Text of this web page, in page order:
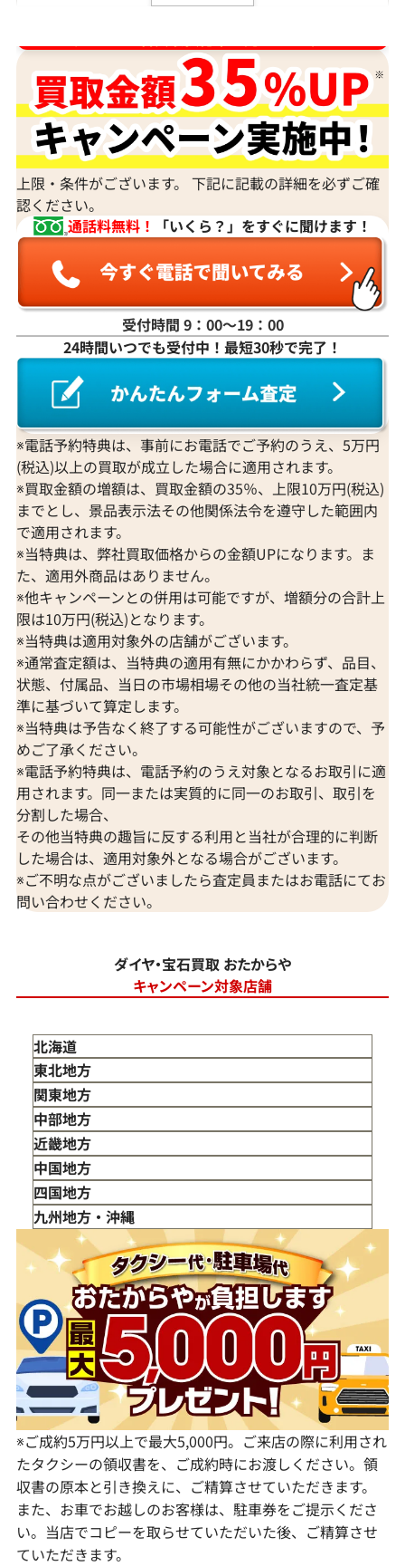
宝石の大きさは買取価格に影響する？
ダイヤモンドの買取価格には、どんなことが影響しま
すか？
身分証明書がなぜ必要？
上限・条件がございます。 下記に記載の詳細を必ずご確
認ください。
通話料無料！
「いくら？」をすぐに聞けます！
受付時間 9：00〜19：00
24時間いつでも受付中！最短30秒で完了！
※電話予約特典は、事前にお電話でご予約のうえ、5万円
(税込)以上の買取が成立した場合に適用されます。
※買取金額の増額は、買取金額の35％、上限10万円(税込)
までとし、景品表示法その他関係法令を遵守した範囲内
で適用されます。
※当特典は、弊社買取価格からの金額UPになります。ま
た、適用外商品はありません。
※他キャンペーンとの併用は可能ですが、増額分の合計上
限は10万円(税込)となります。
※当特典は適用対象外の店舗がございます。
※通常査定額は、当特典の適用有無にかかわらず、品目、
状態、付属品、当日の市場相場その他の当社統一査定基
準に基づいて算定します。
※当特典は予告なく終了する可能性がございますので、予
めご了承ください。
※電話予約特典は、電話予約のうえ対象となるお取引に適
用されます。同一または実質的に同一のお取引、取引を
分割した場合、
その他当特典の趣旨に反する利用と当社が合理的に判断
した場合は、適用対象外となる場合がございます。
※ご不明な点がございましたら査定員またはお電話にてお
問い合わせください。
ダイヤ・宝石買取 おたからや
キャンペーン対象店舗
北海道
東北地方
青森県
岩手県
宮城県
秋田県
山形県
福島県
関東地方
東京都
神奈川県
埼玉県
千葉県
茨城県
栃木県
群馬県
中部地方
新潟県
富山県
石川県
山梨県
長野県
岐阜県
静岡県
愛知県
近畿地方
三重県
滋賀県
京都府
大阪府
兵庫県
奈良県
和歌山県
中国地方
鳥取県
島根県
岡山県
広島県
山口県
四国地方
徳島県
香川県
愛媛県
九州地方・沖縄
福岡県
佐賀県
長崎県
熊本県
大分県
宮崎県
鹿児島県
※ご成約5万円以上で最大5,000円。ご来店の際に利用され
たタクシーの領収書を、ご成約時にお渡しください。領
収書の原本と引き換えに、ご精算させていただきます。
また、お車でお越しのお客様は、駐車券をご提示くださ
い。当店でコピーを取らせていただいた後、ご精算させ
ていただきます。